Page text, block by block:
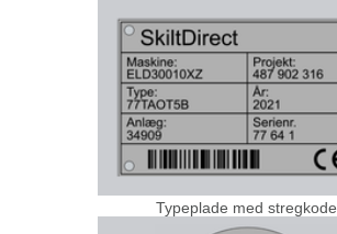
Typeplade med stregkode